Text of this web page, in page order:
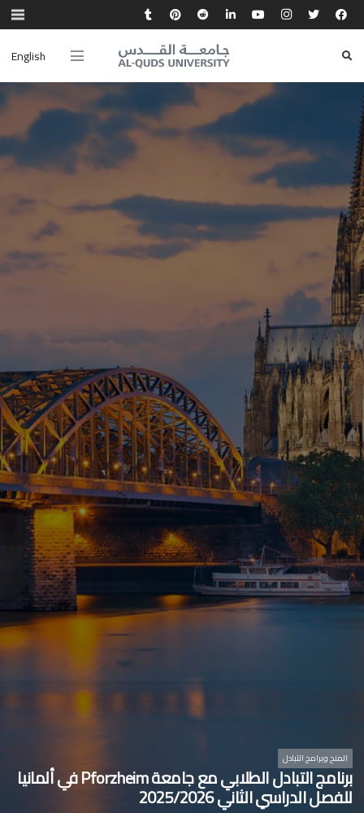
English
المنح وبرامج التبادل
برنامج التبادل الطلابي مع جامعة Pforzheim في ألمانيا
للفصل الدراسي الثاني 2025/2026